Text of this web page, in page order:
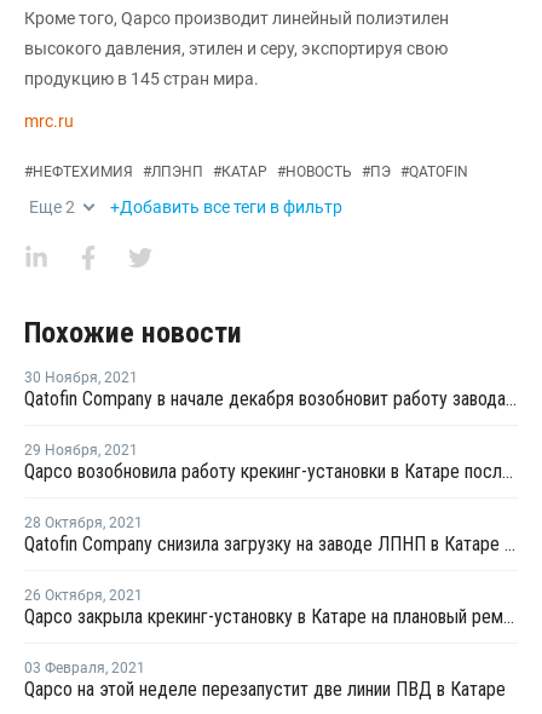
Кроме того, Qapco производит линейный полиэтилен
высокого давления, этилен и серу, экспортируя свою
продукцию в 145 стран мира.
mrc.ru
#НЕФТЕХИМИЯ #ЛПЭНП #КАТАР #НОВОСТЬ #ПЭ #QATOFIN
Еще2 +Добавить все теги в фильтр
Похожие новости
30 Ноября, 2021
Qatofin Company в начале декабря возобновит работу завода ЛПНП в Катаре после планового ремонта
29 Ноября, 2021
Qapco возобновила работу крекинг-установки в Катаре после плановой профилактики
28 Октября, 2021
Qatofin Company снизила загрузку на заводе ЛПНП в Катаре до 50%
26 Октября, 2021
Qapco закрыла крекинг-установку в Катаре на плановый ремонт
03 Февраля, 2021
Qapco на этой неделе перезапустит две линии ПВД в Катаре